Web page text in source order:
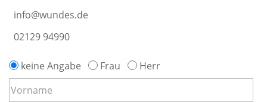
info@wundes.de
02129 94990
keine Angabe Frau Herr